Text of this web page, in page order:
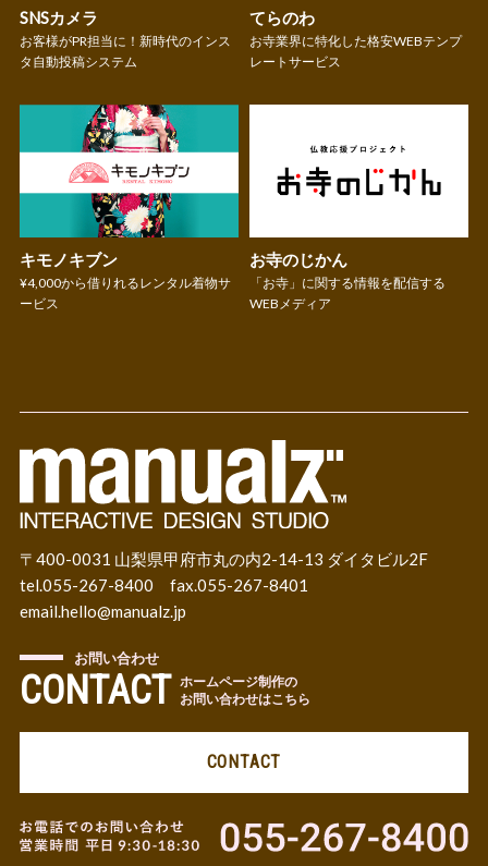
SNSカメラ
お客様がPR担当に！新時代のインス
タ自動投稿システム
てらのわ
お寺業界に特化した格安WEBテンプ
レートサービス
キモノキブン
¥4,000から借りれるレンタル着物サ
ービス
お寺のじかん
「お寺」に関する情報を配信する
WEBメディア
〒400-0031 山梨県甲府市丸の内2-14-13 ダイタビル2F
tel.055-267-8400 fax.055-267-8401
email.hello@manualz.jp
お問い合わせ
CONTACT ホームページ制作の
お問い合わせはこちら
CONTACT